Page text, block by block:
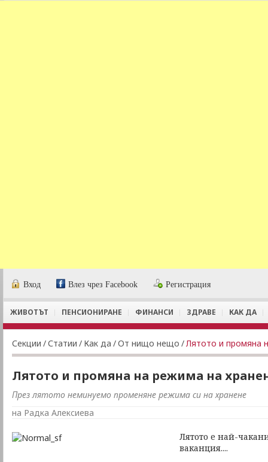
Вход Влез чрез Facebook Регистрация
ЖИВОТЪТ ПЕНСИОНИРАНЕ ФИНАНСИ ЗДРАВЕ КАК ДА
Секции /Статии / Как да /От нищо нещо /Лятото и промяна
Лятото и промяна на режима на
През лятото неминуемо променяне режима си на хранене
на Радка Алексиева
Лятото е най-
ваканция....